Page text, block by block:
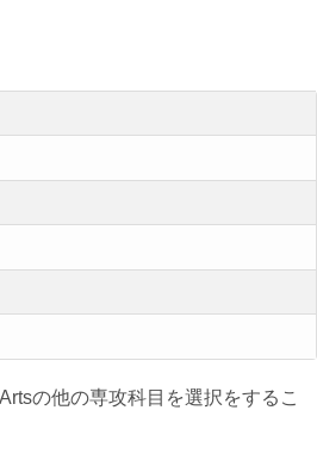
の他の専攻科目を選択をするこ